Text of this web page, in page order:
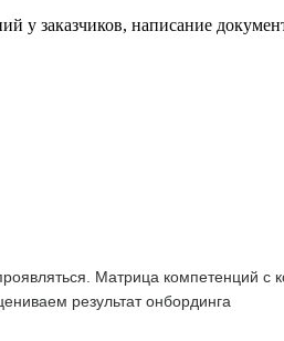
заказчиков, написание
Матрица компетенций
результат онбординга